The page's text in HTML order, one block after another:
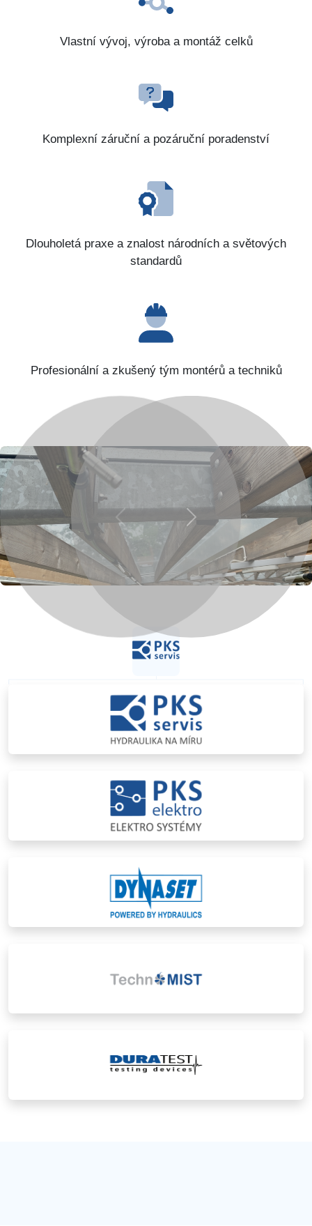
Vlastní vývoj, výroba a montáž celků
Komplexní záruční a pozáruční poradenství
Dlouholetá praxe a znalost národních a světových
standardů
Profesionální a zkušený tým montérů a techniků
Previous Next